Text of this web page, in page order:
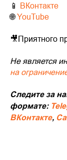
📱 ВКонтакте
🌐YouTube
🎥Приятного
Не является
на
Следите за
формате:
ВКонтакте,